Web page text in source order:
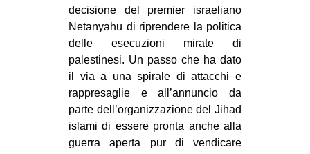
DIRITTO ALL’ABITARE
GENERI
MIGRAZIONI
PRECARIATO
REPRESSIONE
STUDENTI
decisione del premier israeliano
Netanyahu di riprendere la politica
delle esecuzioni mirate di
palestinesi. Un passo che ha dato
il via a una spirale di attacchi e
rappresaglie e all’annuncio da
parte dell’organizzazione del Jihad
islami di essere pronta anche alla
guerra aperta pur di vendicare